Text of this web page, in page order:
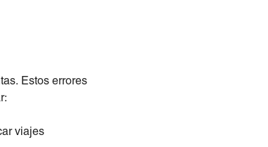
Estos errores
viajes